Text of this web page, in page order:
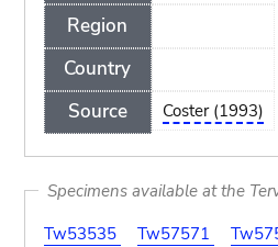
Region
Country
Source
Coster (1993)
Specimens available at the
Tw53535
Tw57571